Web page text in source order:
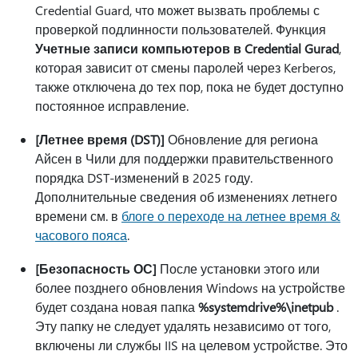
Credential Guard, что может вызвать проблемы с
проверкой подлинности пользователей. Функция
Учетные записи компьютеров в Credential Gurad,
которая зависит от смены паролей через Kerberos,
также отключена до тех пор, пока не будет доступно
постоянное исправление.
[Летнее время (DST)] Обновление для региона
Айсен в Чили для поддержки правительственного
порядка DST-изменений в 2025 году.
Дополнительные сведения об изменениях летнего
времени см. в блоге о переходе на летнее время &
часового пояса.
[Безопасность ОС] После установки этого или
более позднего обновления Windows на устройстве
будет создана новая папка %systemdrive%\inetpub.
Эту папку не следует удалять независимо от того,
включены ли службы IIS на целевом устройстве. Это